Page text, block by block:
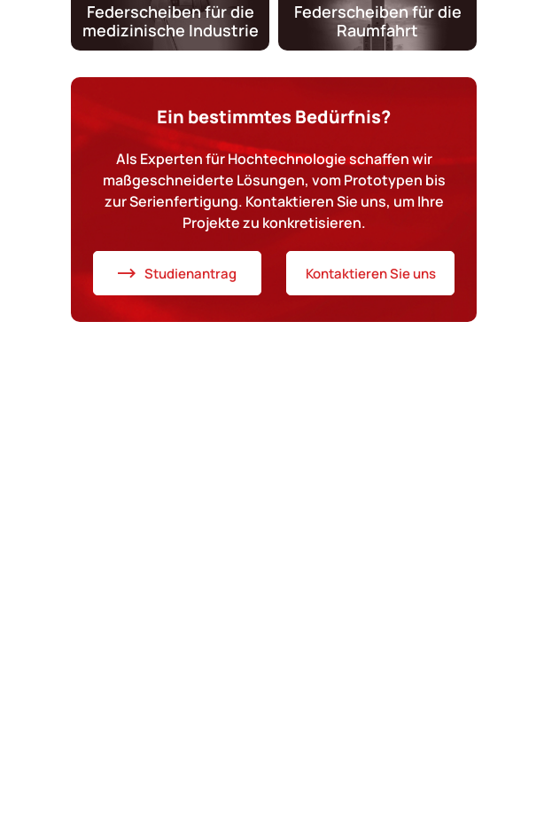
Federscheiben für die
medizinische Industrie
Federscheiben für die
Raumfahrt
Ein bestimmtes Bedürfnis?
Als Experten für Hochtechnologie schaffen wir
maßgeschneiderte Lösungen, vom Prototypen bis
zur Serienfertigung. Kontaktieren Sie uns, um Ihre
Projekte zu konkretisieren.
Studienantrag Kontaktieren Sie uns